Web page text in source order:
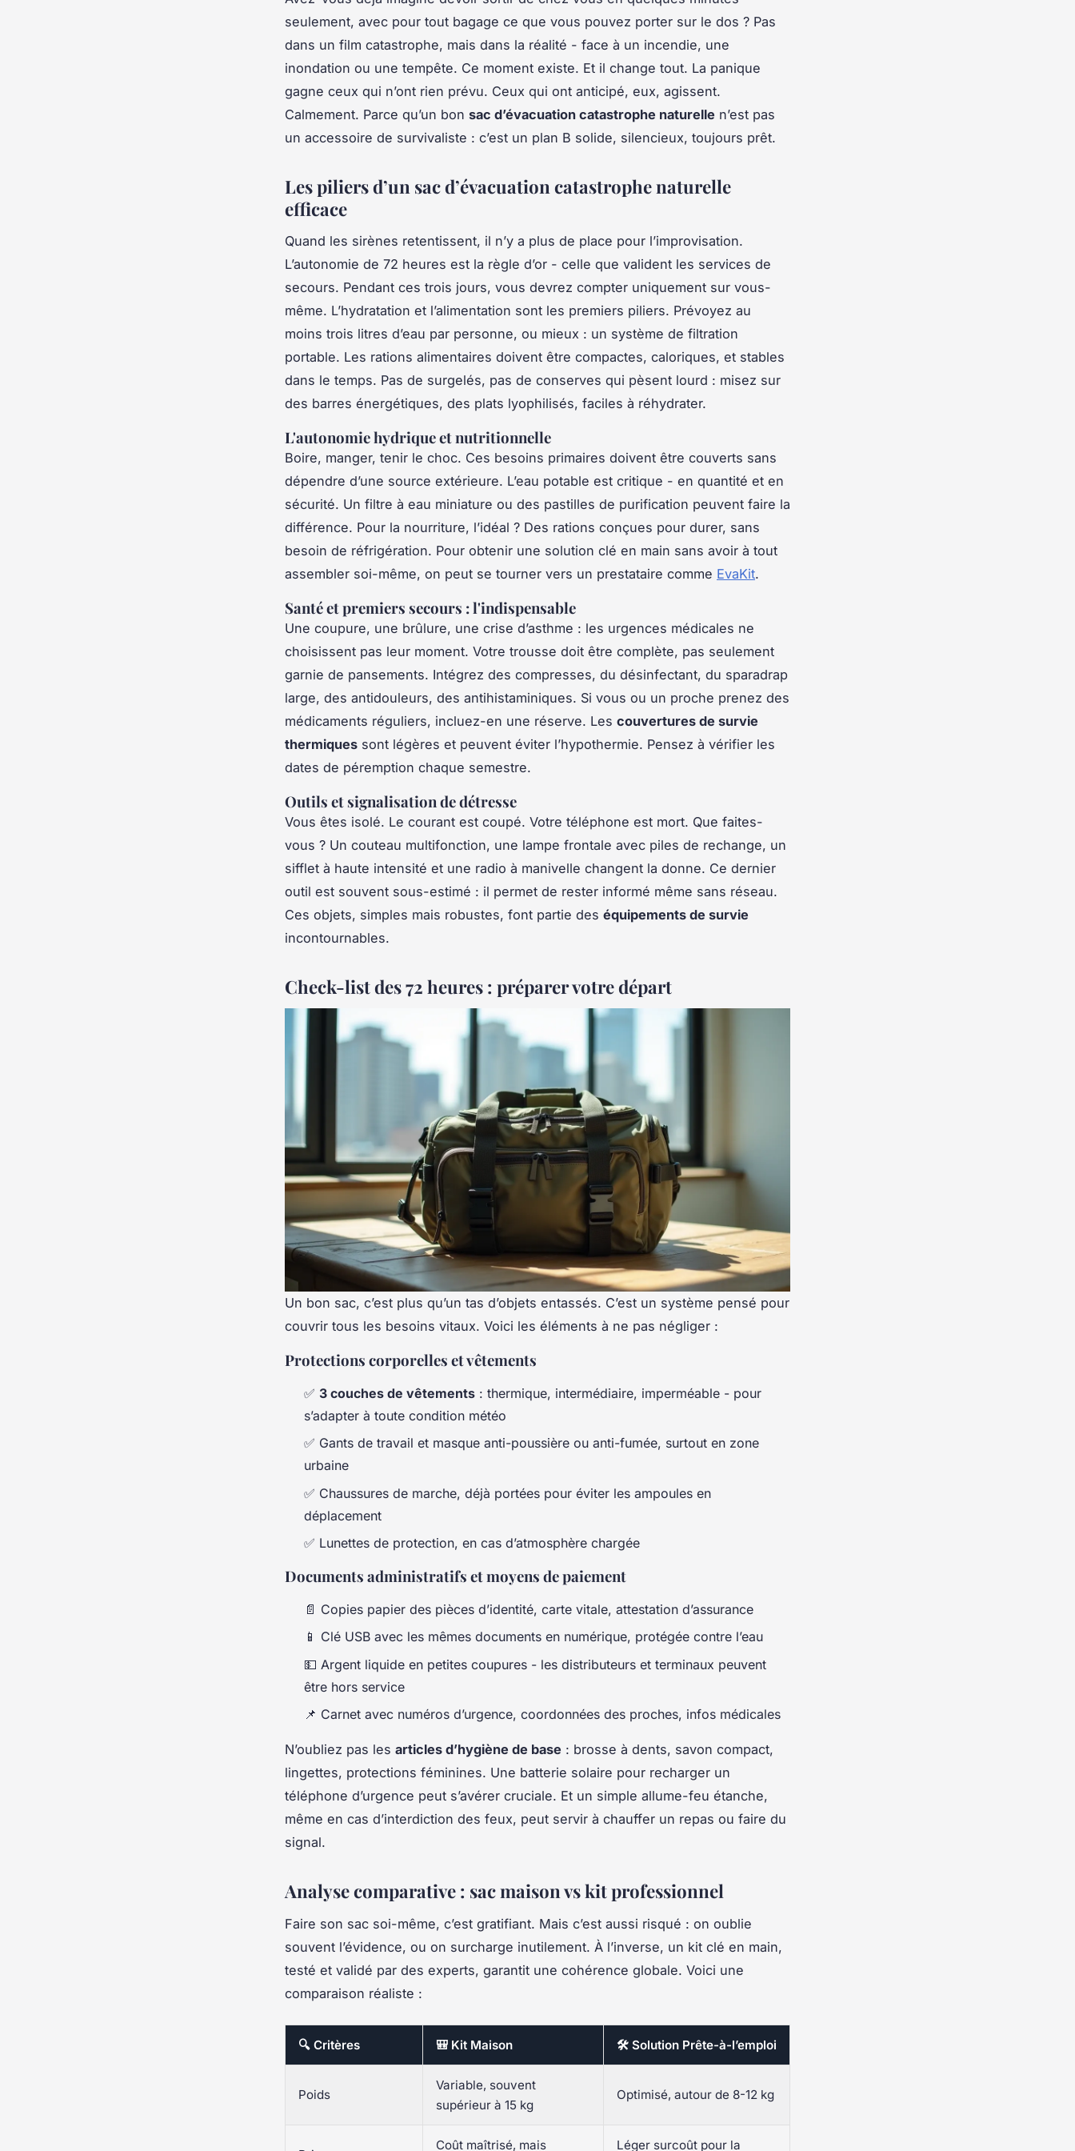
seulement, avec pour tout bagage ce que vous pouvez porter sur le dos ? Pas
dans un film catastrophe, mais dans la réalité - face à un incendie, une
inondation ou une tempête. Ce moment existe. Et il change tout. La panique
gagne ceux qui n’ont rien prévu. Ceux qui ont anticipé, eux, agissent.
Calmement. Parce qu’un bon sac d’évacuation catastrophe naturelle n’est pas
un accessoire de survivaliste : c’est un plan B solide, silencieux, toujours prêt.
Les piliers d’un sac d’évacuation catastrophe naturelle
efficace
Quand les sirènes retentissent, il n’y a plus de place pour l’improvisation.
L’autonomie de 72 heures est la règle d’or - celle que valident les services de
secours. Pendant ces trois jours, vous devrez compter uniquement sur vous-
même. L’hydratation et l’alimentation sont les premiers piliers. Prévoyez au
moins trois litres d’eau par personne, ou mieux : un système de filtration
portable. Les rations alimentaires doivent être compactes, caloriques, et stables
dans le temps. Pas de surgelés, pas de conserves qui pèsent lourd : misez sur
des barres énergétiques, des plats lyophilisés, faciles à réhydrater.
L'autonomie hydrique et nutritionnelle
Boire, manger, tenir le choc. Ces besoins primaires doivent être couverts sans
dépendre d’une source extérieure. L’eau potable est critique - en quantité et en
sécurité. Un filtre à eau miniature ou des pastilles de purification peuvent faire la
différence. Pour la nourriture, l’idéal ? Des rations conçues pour durer, sans
besoin de réfrigération. Pour obtenir une solution clé en main sans avoir à tout
assembler soi-même, on peut se tourner vers un prestataire comme EvaKit.
Santé et premiers secours : l'indispensable
Une coupure, une brûlure, une crise d’asthme : les urgences médicales ne
choisissent pas leur moment. Votre trousse doit être complète, pas seulement
garnie de pansements. Intégrez des compresses, du désinfectant, du sparadrap
large, des antidouleurs, des antihistaminiques. Si vous ou un proche prenez des
médicaments réguliers, incluez-en une réserve. Les couvertures de survie
thermiques sont légères et peuvent éviter l’hypothermie. Pensez à vérifier les
dates de péremption chaque semestre.
Outils et signalisation de détresse
Vous êtes isolé. Le courant est coupé. Votre téléphone est mort. Que faites-
vous ? Un couteau multifonction, une lampe frontale avec piles de rechange, un
sifflet à haute intensité et une radio à manivelle changent la donne. Ce dernier
outil est souvent sous-estimé : il permet de rester informé même sans réseau.
Ces objets, simples mais robustes, font partie des équipements de survie
incontournables.
Check-list des 72 heures : préparer votre départ
Un bon sac, c’est plus qu’un tas d’objets entassés. C’est un système pensé pour
couvrir tous les besoins vitaux. Voici les éléments à ne pas négliger :
Protections corporelles et vêtements
✅ 3 couches de vêtements : thermique, intermédiaire, imperméable - pour
s’adapter à toute condition météo
✅ Gants de travail et masque anti-poussière ou anti-fumée, surtout en zone
urbaine
✅ Chaussures de marche, déjà portées pour éviter les ampoules en
déplacement
✅ Lunettes de protection, en cas d’atmosphère chargée
Documents administratifs et moyens de paiement
📄 Copies papier des pièces d’identité, carte vitale, attestation d’assurance
📱 Clé USB avec les mêmes documents en numérique, protégée contre l’eau
💵 Argent liquide en petites coupures - les distributeurs et terminaux peuvent
être hors service
📌 Carnet avec numéros d’urgence, coordonnées des proches, infos médicales
N’oubliez pas les articles d’hygiène de base : brosse à dents, savon compact,
lingettes, protections féminines. Une batterie solaire pour recharger un
téléphone d’urgence peut s’avérer cruciale. Et un simple allume-feu étanche,
même en cas d’interdiction des feux, peut servir à chauffer un repas ou faire du
signal.
Analyse comparative : sac maison vs kit professionnel
Faire son sac soi-même, c’est gratifiant. Mais c’est aussi risqué : on oublie
souvent l’évidence, ou on surcharge inutilement. À l’inverse, un kit clé en main,
testé et validé par des experts, garantit une cohérence globale. Voici une
comparaison réaliste :
🔍 Critères 🎒 Kit Maison 🛠️ Solution Prête-à-l’emploi
Poids
Variable, souvent
supérieur à 15 kg
Optimisé, autour de 8-12 kg
Coût maîtrisé, mais Léger surcoût pour la